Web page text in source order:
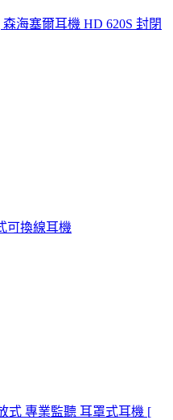
森海塞爾耳機 HD 620S 封閉
可換線耳機
式 專業監聽 耳罩式耳機 [